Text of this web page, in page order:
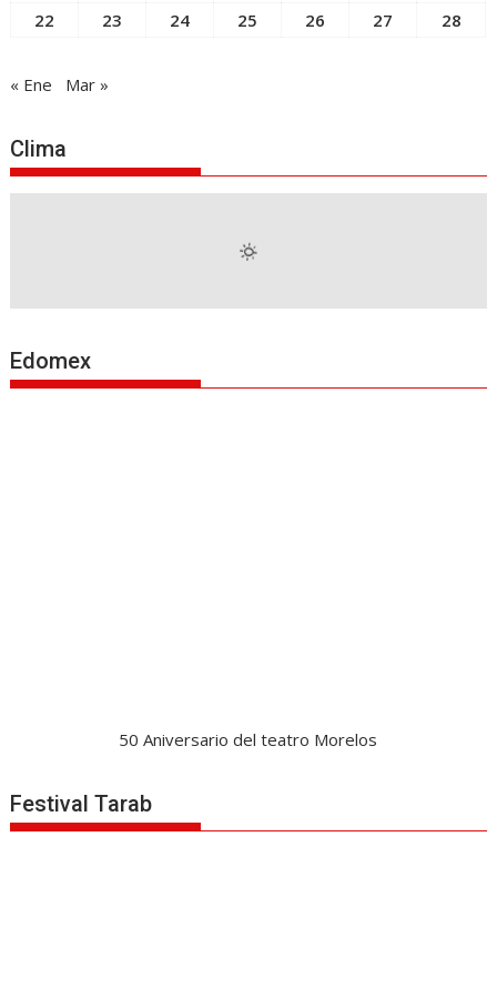
22
23 24 25 26 27 28
« Ene Mar »
Clima
Edomex
50 Aniversario del teatro Morelos
Festival Tarab